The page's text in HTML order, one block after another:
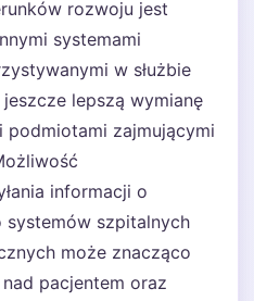
rozwoju jest
systemami
w służbie
lepszą wymianę
zajmującymi
informacji o
systemów szpitalnych
może znacząco
pacjentem oraz